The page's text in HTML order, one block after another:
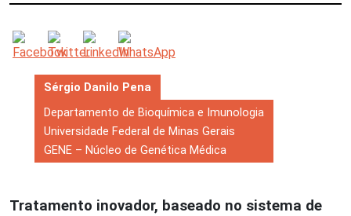
Sérgio Danilo Pena
Departamento de Bioquímica e Imunologia
Universidade Federal de Minas Gerais
GENE – Núcleo de Genética Médica
Tratamento inovador, baseado no sistema de